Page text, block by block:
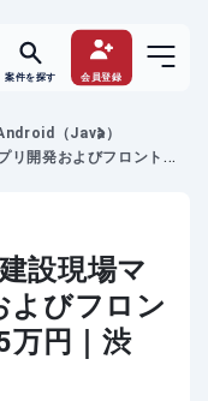
案件を探す 会員登録
（Java）
リ開発およびフロントエ
設現場マ
よびフロン
万円｜渋